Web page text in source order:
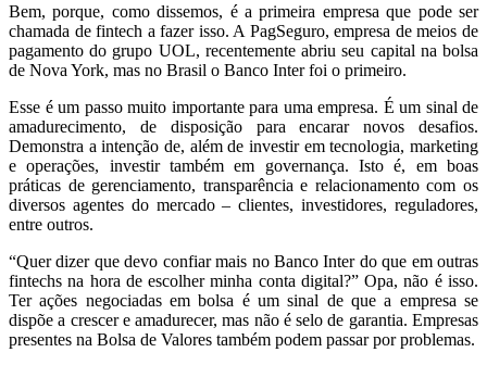
Bem, porque, como dissemos, é a primeira empresa que pode ser
chamada de fintech a fazer isso. A PagSeguro, empresa de meios de
pagamento do grupo UOL, recentemente abriu seu capital na bolsa
de Nova York, mas no Brasil o Banco Inter foi o primeiro.
Esse é um passo muito importante para uma empresa. É um sinal de
amadurecimento, de disposição para encarar novos desafios.
Demonstra a intenção de, além de investir em tecnologia, marketing
e operações, investir também em governança. Isto é, em boas
práticas de gerenciamento, transparência e relacionamento com os
diversos agentes do mercado – clientes, investidores, reguladores,
entre outros.
“Quer dizer que devo confiar mais no Banco Inter do que em outras
fintechs na hora de escolher minha conta digital?” Opa, não é isso.
Ter ações negociadas em bolsa é um sinal de que a empresa se
dispõe a crescer e amadurecer, mas não é selo de garantia. Empresas
presentes na Bolsa de Valores também podem passar por problemas.